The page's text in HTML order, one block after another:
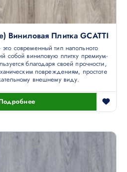
Виниловая Плитка GCATTI
современный тип напольного
собой виниловую плитку премиум-
благодаря своей прочности,
повреждениям, простоте
внешнему виду.